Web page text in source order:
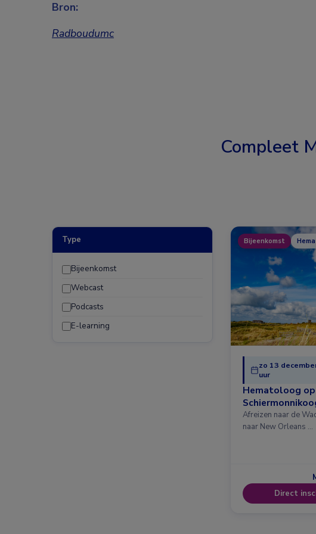
Bron:
Radboudumc
Compleet
Type
Bijeenkomst
Webcast
Podcasts
E-learning
Bijeenkomst
zo 13
uur
Hematoloog op
Afreizen naar de
naar New Orleans …
Direct